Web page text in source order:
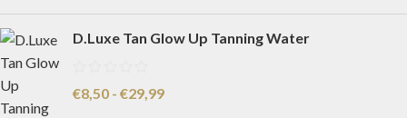
D.Luxe Tan Glow Up Tanning Water
€8,50 - €29,99